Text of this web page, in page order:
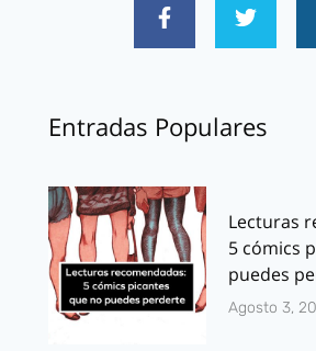
Entradas Populares
Lecturas
5 cómics
puedes
Agosto 3,